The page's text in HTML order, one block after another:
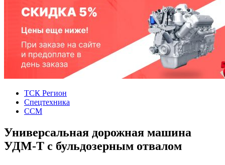
ТСК Регион
Спецтехника
ССМ
Универсальная дорожная машина
УДМ-Т с бульдозерным отвалом